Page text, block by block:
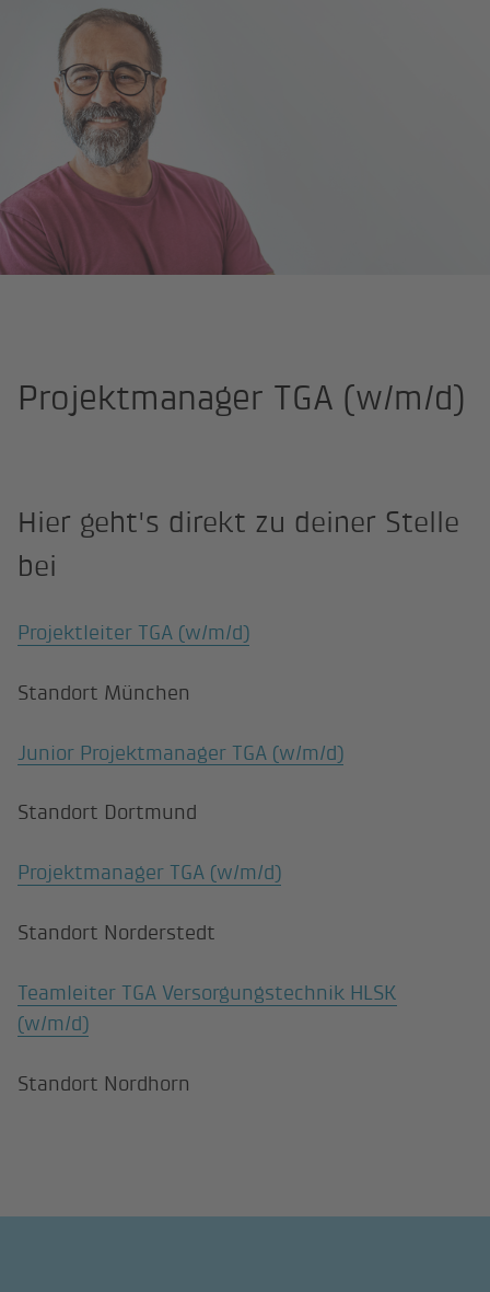
Projektmanager TGA (w/m/d)
Hier geht's direkt zu deiner Stelle
bei
Projektleiter TGA (w/m/d)
Standort München
Junior Projektmanager TGA (w/m/d)
Standort Dortmund
Projektmanager TGA (w/m/d)
Standort Norderstedt
Teamleiter TGA Versorgungstechnik HLSK
(w/m/d)
Standort Nordhorn